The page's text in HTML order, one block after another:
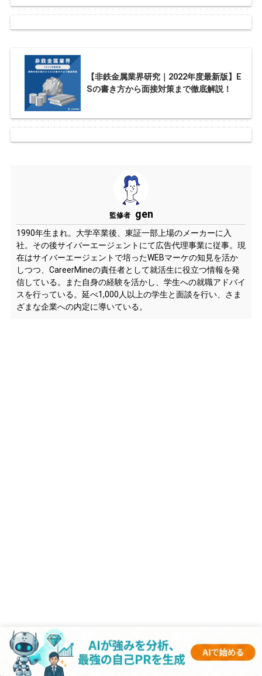
【非鉄金属業界研究｜2022年度最新版】E
Sの書き方から面接対策まで徹底解説！
監修者 gen
1990年生まれ。大学卒業後、東証一部上場のメーカーに入
社。その後サイバーエージェントにて広告代理事業に従事。現
在はサイバーエージェントで培ったWEBマーケの知見を活か
しつつ、CareerMineの責任者として就活生に役立つ情報を発
信している。また自身の経験を活かし、学生への就職アドバイ
スを行っている。延べ1,000人以上の学生と面談を行い、さま
ざまな企業への内定に導いている。